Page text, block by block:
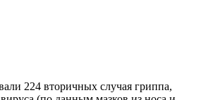
224 вторичных случая гриппа,